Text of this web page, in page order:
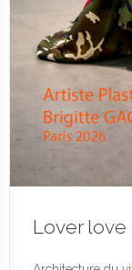
Lover love